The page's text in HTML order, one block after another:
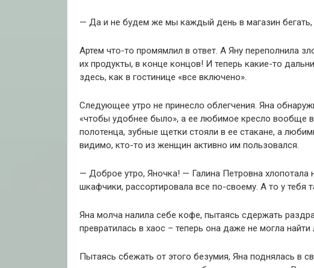
— Да и не будем же мы каждый день в магазин
Артем что-то промямлил в ответ. А Яну переполнила
их продукты, в конце концов! И теперь какие-то
здесь, как в гостинице «все включено».
Следующее утро не принесло облегчения. Яна
«чтобы удобнее было», а ее любимое кресло вообще
полотенца, зубные щетки стояли в ее стакане, а
видимо, кто-то из женщин активно им пользовался.
— Доброе утро, Яночка! — Галина Петровна хлопотала
шкафчики, рассортировала все по-своему. А то у тебя
Яна молча налила себе кофе, пытаясь сдержать
превратилась в хаос – теперь она даже не могла
Пытаясь сбежать от этого безумия, Яна поднялась в